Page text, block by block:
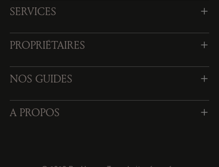
SERVICES
PROPRIÉTAIRES
NOS GUIDES
A PROPOS